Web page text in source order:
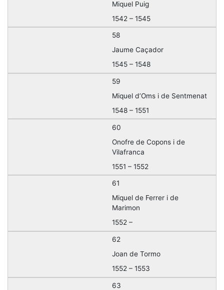
Miquel Puig
1542 – 1545
58
Jaume Caçador
1545 – 1548
59
Miquel d’Oms i de Sentmenat
1548 – 1551
60
Onofre de Copons i de
Vilafranca
1551 – 1552
61
Miquel de Ferrer i de
Marimon
1552 –
62
Joan de Tormo
1552 – 1553
63